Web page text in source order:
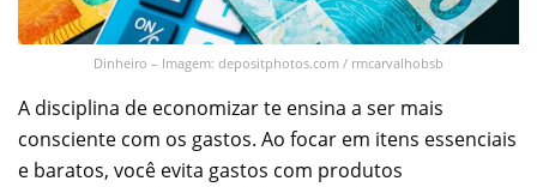
Dinheiro – Imagem: depositphotos.com / rmcarvalhobsb
A disciplina de economizar te ensina a ser mais
consciente com os gastos. Ao focar em itens essenciais
e baratos, você evita gastos com produtos